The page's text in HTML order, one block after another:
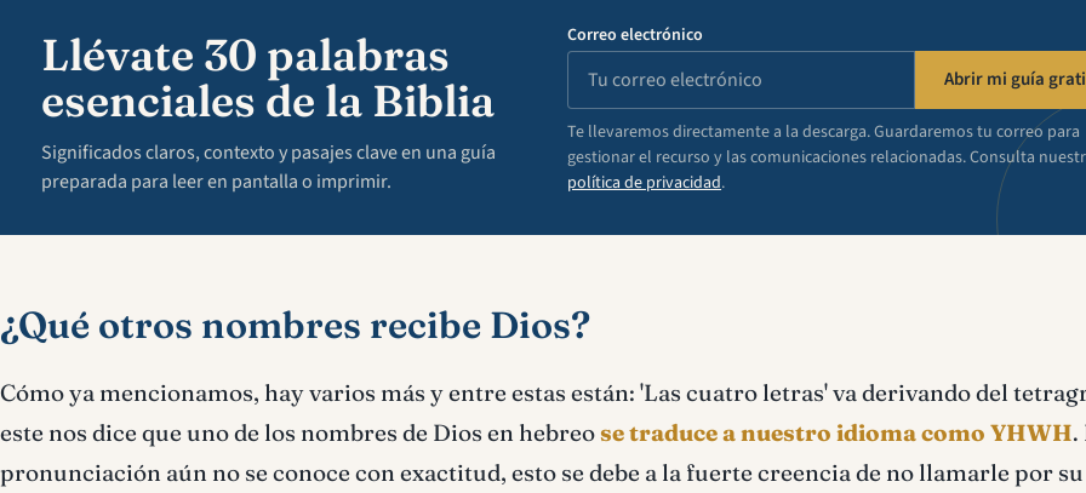
Llévate 30 palabras
esenciales de la Biblia
Significados claros, contexto y pasajes clave en una guía
preparada para leer en pantalla o imprimir.
Correo electrónico
Abrir mi guía
Te llevaremos directamente a la descarga. Guardaremos tu correo para
gestionar el recurso y las comunicaciones relacionadas. Consulta
política de privacidad.
¿Qué otros nombres recibe Dios?
Cómo ya mencionamos, hay varios más y entre estas están: 'Las cuatro letras' va derivando del
este nos dice que uno de los nombres de Dios en hebreose traduce a nuestro idioma como YHWH.
pronunciación aún no se conoce con exactitud, esto se debe a la fuerte creencia de no llamarle por su